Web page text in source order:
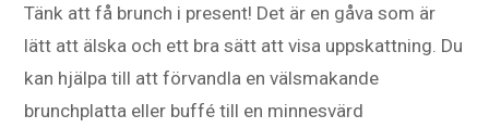
Tänk att få brunch i present! Det är en gåva som är
lätt att älska och ett bra sätt att visa uppskattning. Du
kan hjälpa till att förvandla en välsmakande
brunchplatta eller buffé till en minnesvärd